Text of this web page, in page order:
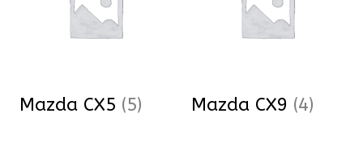
Mazda CX5 (5) Mazda CX9 (4)